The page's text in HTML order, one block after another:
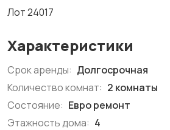
Лот 24017
Характеристики
Срок аренды: Долгосрочная
Количество комнат: 2 комнаты
Состояние: Евро ремонт
Этажность дома: 4